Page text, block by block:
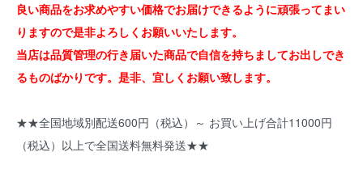
良い商品をお求めやすい価格でお届けできるように頑張ってまい
りますので是非よろしくお願いいたします。
当店は品質管理の行き届いた商品で自信を持ちましてお出しでき
るものばかりです。是非、宜しくお願い致します。
★★全国地域別配送600円（税込）～ お買い上げ合計11000円
（税込）以上で全国送料無料発送★★